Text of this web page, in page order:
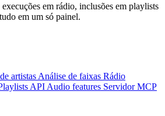
em rádio, inclusões em playlists
em um só painel.
artistas Análise de faixas Rádio
API Audio features Servidor MCP